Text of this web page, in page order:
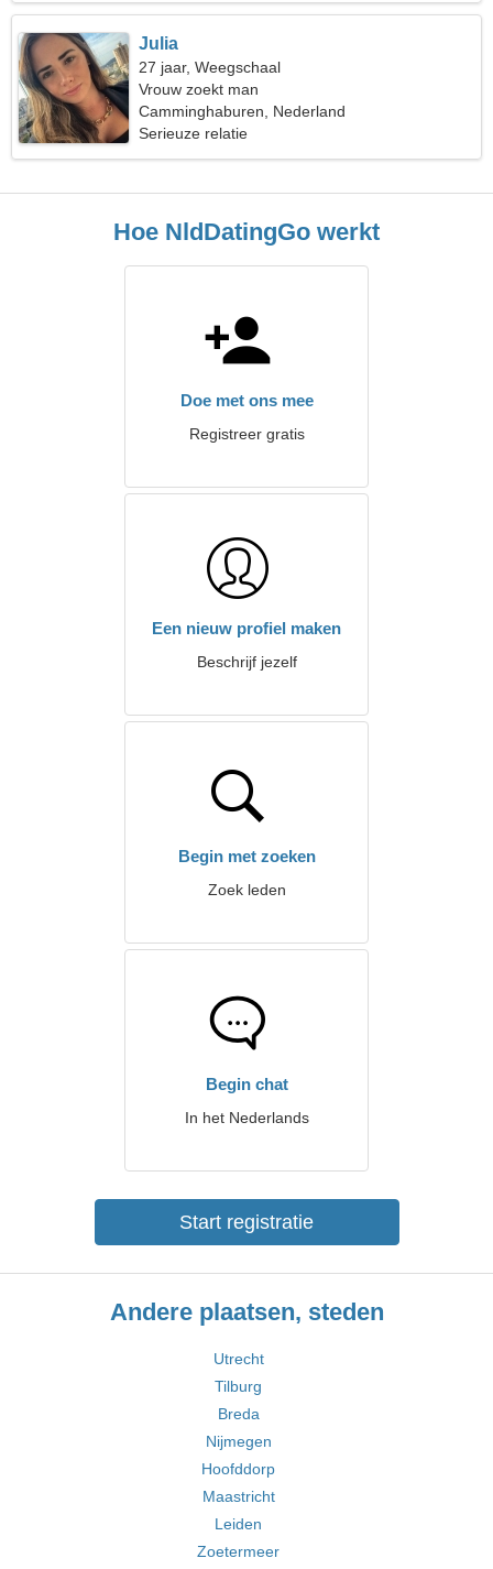
Julia
27 jaar, Weegschaal
Vrouw zoekt man
Camminghaburen, Nederland
Serieuze relatie
Hoe NldDatingGo werkt
Doe met ons mee
Registreer gratis
Een nieuw profiel maken
Beschrijf jezelf
Begin met zoeken
Zoek leden
Begin chat
In het Nederlands
Start registratie
Andere plaatsen, steden
Utrecht
Tilburg
Breda
Nijmegen
Hoofddorp
Maastricht
Leiden
Zoetermeer